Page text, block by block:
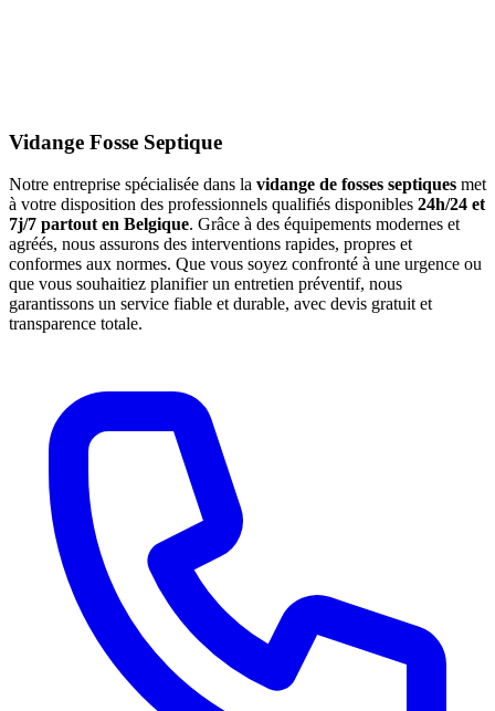
Vidange Fosse Septique
Notre entreprise spécialisée dans la vidange de fosses septiques met
à votre disposition des professionnels qualifiés disponibles 24h/24 et
7j/7 partout en Belgique. Grâce à des équipements modernes et
agréés, nous assurons des interventions rapides, propres et
conformes aux normes. Que vous soyez confronté à une urgence ou
que vous souhaitiez planifier un entretien préventif, nous
garantissons un service fiable et durable, avec devis gratuit et
transparence totale.